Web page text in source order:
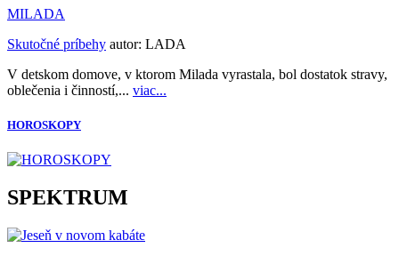
MILADA
Skutočné príbehy autor: LADA
V detskom domove, v ktorom Milada vyrastala, bol dostatok stravy,
oblečenia i činností,... viac...
HOROSKOPY
SPEKTRUM